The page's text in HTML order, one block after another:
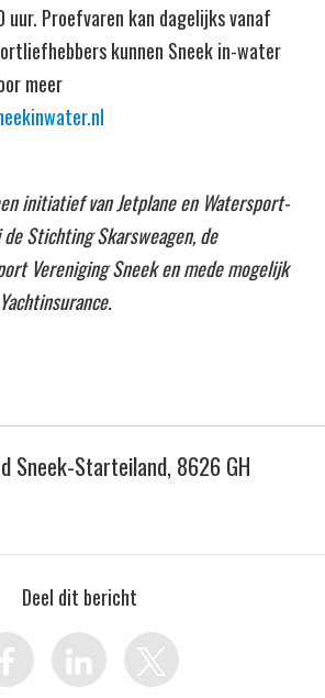
Proefvaren kan dagelijks vanaf
kunnen Sneek in-water
meer
initiatief van Jetplane en Watersport-
Stichting Skarsweagen, de
Vereniging Sneek en mede mogelijk
Sneek-Starteiland, 8626 GH
Deel dit bericht